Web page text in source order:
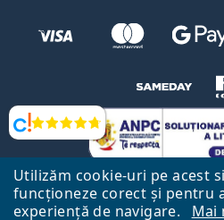
Utilizăm cookie-uri pe acest
funcționeze corect și pentru
experiență de navigare.
Mai
Opinii